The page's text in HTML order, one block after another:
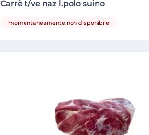
Carrè t/ve naz l.polo suino
momentaneamente non disponibile